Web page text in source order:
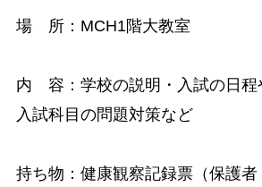
場 所：MCH1階大教室
内 容：学校の説明・入試の日程
入試科目の問題対策など
持ち物：健康観察記録票（保護